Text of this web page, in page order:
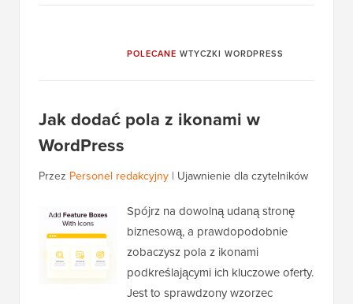
POLECANE WTYCZKI WORDPRESS
Jak dodać pola z ikonami w
WordPress
Przez Personel redakcyjny | Ujawnienie dla czytelników
Spójrz na dowolną udaną stronę
biznesową, a prawdopodobnie
zobaczysz pola z ikonami
podkreślającymi ich kluczowe oferty.
Jest to sprawdzony wzorzec